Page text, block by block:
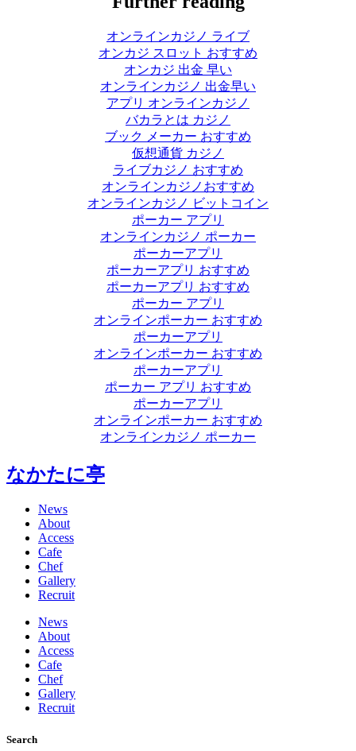
オンラインカジノ ライブ
オンカジ スロット おすすめ
オンカジ 出金 早い
オンラインカジノ 出金早い
アプリ オンラインカジノ
バカラとは カジノ
ブック メーカー おすすめ
仮想通貨 カジノ
ライブカジノ おすすめ
オンラインカジノおすすめ
オンラインカジノ ビットコイン
ポーカー アプリ
オンラインカジノ ポーカー
ポーカーアプリ
ポーカーアプリ おすすめ
ポーカーアプリ おすすめ
ポーカー アプリ
オンラインポーカー おすすめ
ポーカーアプリ
オンラインポーカー おすすめ
ポーカーアプリ
ポーカー アプリ おすすめ
ポーカーアプリ
オンラインポーカー おすすめ
オンラインカジノ ポーカー
なかたに亭
News
About
Access
Cafe
Chef
Gallery
Recruit
News
About
Access
Cafe
Chef
Gallery
Recruit
Search